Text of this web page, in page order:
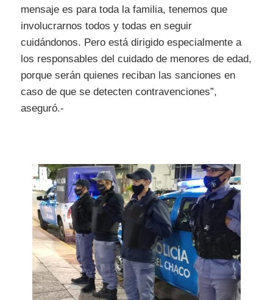
mensaje es para toda la familia, tenemos que
involucrarnos todos y todas en seguir
cuidándonos. Pero está dirigido especialmente a
los responsables del cuidado de menores de edad,
porque serán quienes reciban las sanciones en
caso de que se detecten contravenciones”,
aseguró.-